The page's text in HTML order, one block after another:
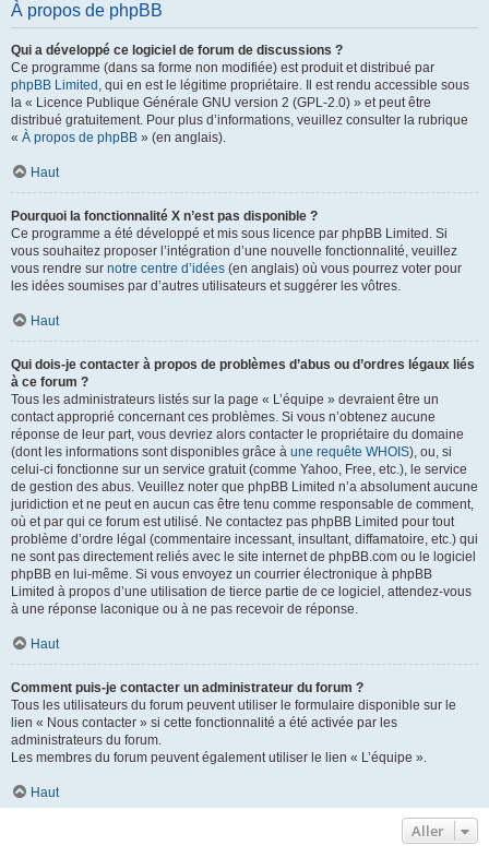
À propos de phpBB
Qui a développé ce logiciel de forum de discussions ?
Ce programme (dans sa forme non modifiée) est produit et distribué par
phpBB Limited , qui en est le légitime propriétaire. Il est rendu accessible sous
la « Licence Publique Générale GNU version 2 (GPL-2.0) » et peut être
distribué gratuitement. Pour plus d’informations, veuillez consulter la rubrique
« À propos de phpBB » (en anglais).
Haut
Pourquoi la fonctionnalité X n’est pas disponible ?
Ce programme a été développé et mis sous licence par phpBB Limited. Si
vous souhaitez proposer l’intégration d’une nouvelle fonctionnalité, veuillez
vous rendre sur notre centre d’idées (en anglais) où vous pourrez voter pour
les idées soumises par d’autres utilisateurs et suggérer les vôtres.
Haut
Qui dois-je contacter à propos de problèmes d’abus ou d’ordres légaux liés
à ce forum ?
Tous les administrateurs listés sur la page « L’équipe » devraient être un
contact approprié concernant ces problèmes. Si vous n’obtenez aucune
réponse de leur part, vous devriez alors contacter le propriétaire du domaine
(dont les informations sont disponibles grâce à une requête WHOIS), ou, si
celui-ci fonctionne sur un service gratuit (comme Yahoo, Free, etc.), le service
de gestion des abus. Veuillez noter que phpBB Limited n’a absolument aucune
juridiction et ne peut en aucun cas être tenu comme responsable de comment,
où et par qui ce forum est utilisé. Ne contactez pas phpBB Limited pour tout
problème d’ordre légal (commentaire incessant, insultant, diffamatoire, etc.) qui
ne sont pas directement reliés avec le site internet de phpBB.com ou le logiciel
phpBB en lui-même. Si vous envoyez un courrier électronique à phpBB
Limited à propos d’une utilisation de tierce partie de ce logiciel, attendez-vous
à une réponse laconique ou à ne pas recevoir de réponse.
Haut
Comment puis-je contacter un administrateur du forum ?
Tous les utilisateurs du forum peuvent utiliser le formulaire disponible sur le
lien « Nous contacter » si cette fonctionnalité a été activée par les
administrateurs du forum.
Les membres du forum peuvent également utiliser le lien « L’équipe ».
Haut
Aller